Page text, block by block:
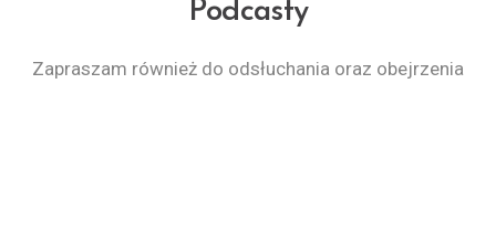
Podcasty
Zapraszam również do odsłuchania oraz obejrzenia